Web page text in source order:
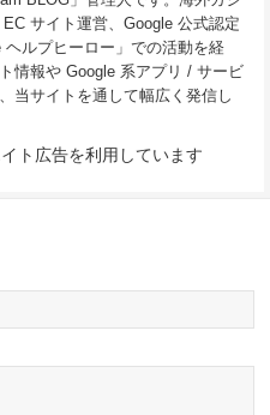
サイト運営、Google 公式認定
ヘルプヒーロー」での活動を経
情報や Google 系アプリ / サービ
当サイトを通して幅広く発信し
ト広告を利用しています